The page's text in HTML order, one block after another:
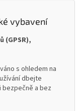
vybavení
(GPSR),
s ohledem na
dbejte
bezpečně a bez